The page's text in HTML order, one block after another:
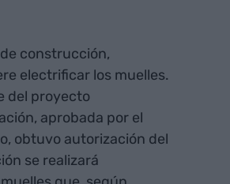
construcción,
electrificar los muelles.
del proyecto
aprobada por el
obtuvo autorización del
se realizará